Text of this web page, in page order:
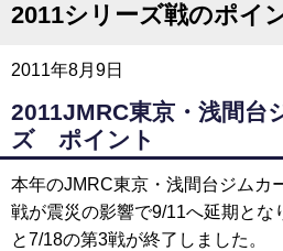
2011シリーズ戦のポイ
2011年8月9日
2011JMRC東京・浅間台
ズ ポイント
本年のJMRC東京・浅間台ジムカ
戦が震災の影響で9/11へ延期とな
と7/18の第3戦が終了しました。